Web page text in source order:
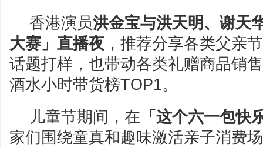
香港演员洪金宝与洪天明、谢天
大赛」直播夜 ，推荐分享各类父亲
话题打样，也带动各类礼赠商品销
酒水小时带货榜TOP1。
儿童节期间，在 「这个六一包快
家们围绕童真和趣味激活亲子消费